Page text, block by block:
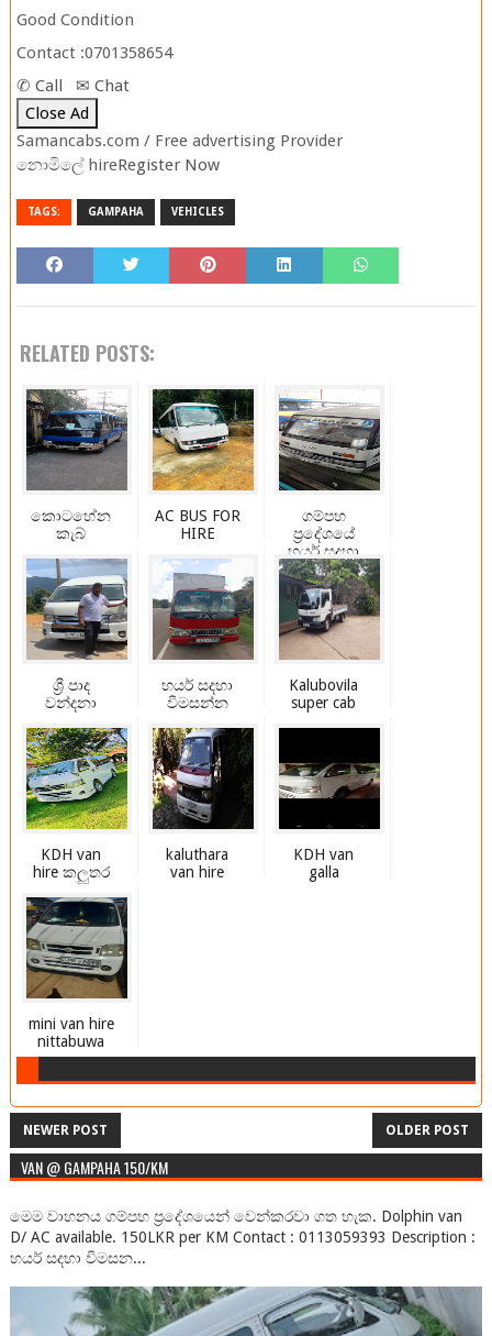
Good Condition
Contact :0701358654
✆ Call
✉ Chat
Close Ad
Samancabs.com / Free advertising Provider
නොමිලේ hireRegister Now
TAGS: GAMPAHA VEHICLES
RELATED POSTS:
කොටහේන
කැබ්
AC BUS FOR
HIRE
ගම්පහ
ප්‍රදේශයේ
හයර් සදහා
විමසන්න
ශ්‍රී පාද
වන්දනා
හයර් සදහා
විමසන්න
Kalubovila
super cab
KDH van
hire කලුතර
kaluthara
van hire
KDH van
galla
mini van hire
nittabuwa
NEWER POST OLDER POST
VAN @ GAMPAHA 150/KM
මෙම වාහනය ගම්පහ ප්‍රදේශයෙන් වෙන්කරවා ගත හැක. Dolphin van
D/ AC available. 150LKR per KM Contact : 0113059393 Description :
හයර් සදහා විමසන...